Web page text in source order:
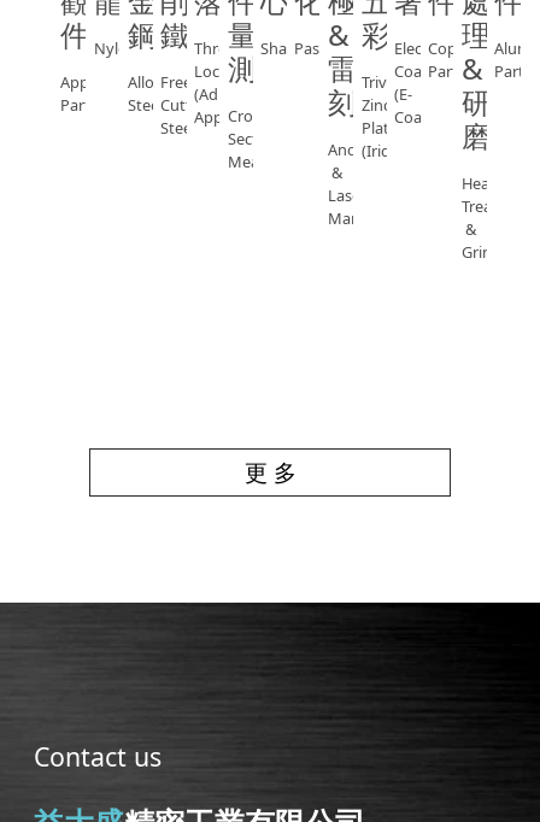
件
Appearance
Parts
Nylon鋼
Alloy
Steel
鐵
Free-
Cutting
Steel
Thread
Locking
(Adhesive
Applied)
量
測
Cross-
Section
Measurement
ShaftPassivation
&
雷
刻
Anodizing
&
Laser
Marking
彩
Trivalent
Zinc
Plating
(Iridescent)
Electrophoretic
Coating
(E-
Coating)
Copper
Parts
理
&
研
磨
Heat
Treatment
&
Grinding
Parts
更 多
Contact us